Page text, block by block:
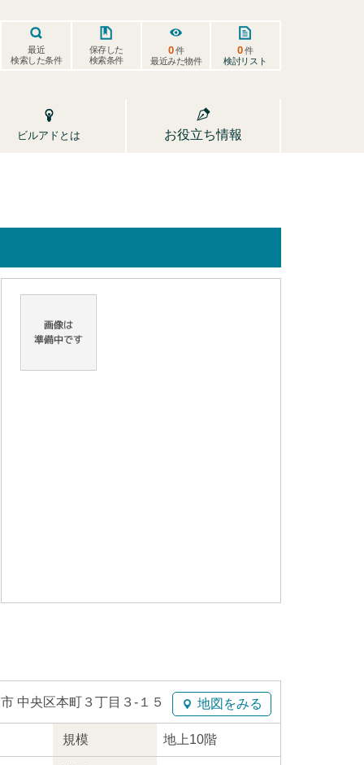
最近
検索した条件
保存した
検索条件
0件
最近みた物件
0件
検討リスト
ビルアドとは お役立ち情報
中央区本町３丁目３-１５ 地図をみる
規模 地上10階